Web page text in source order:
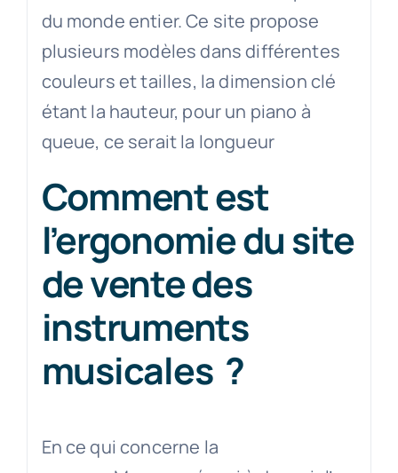
du monde entier. Ce site propose
plusieurs modèles dans différentes
couleurs et tailles, la dimension clé
étant la hauteur, pour un piano à
queue, ce serait la longueur
Comment est
l’ergonomie du site
de vente des
instruments
musicales ?
En ce qui concerne la